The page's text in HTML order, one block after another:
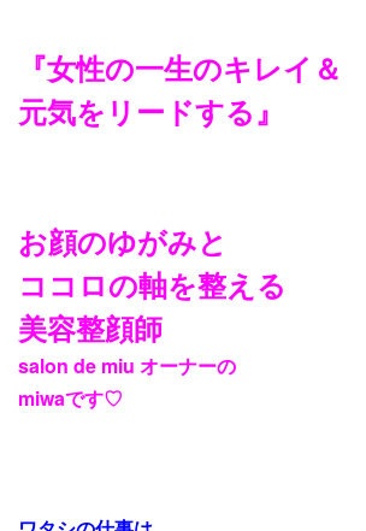
『女性の一生のキレイ＆
元気をリードする』
お顔のゆがみと
ココロの軸を整える
美容整顔師
salon de miu オーナーの
miwaです♡